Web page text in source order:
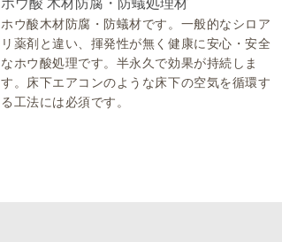
ホウ酸 木材防腐・防蟻処理材
ホウ酸木材防腐・防蟻材です。一般的なシロア
リ薬剤と違い、揮発性が無く健康に安心・安全
なホウ酸処理です。半永久で効果が持続しま
す。床下エアコンのような床下の空気を循環す
る工法には必須です。